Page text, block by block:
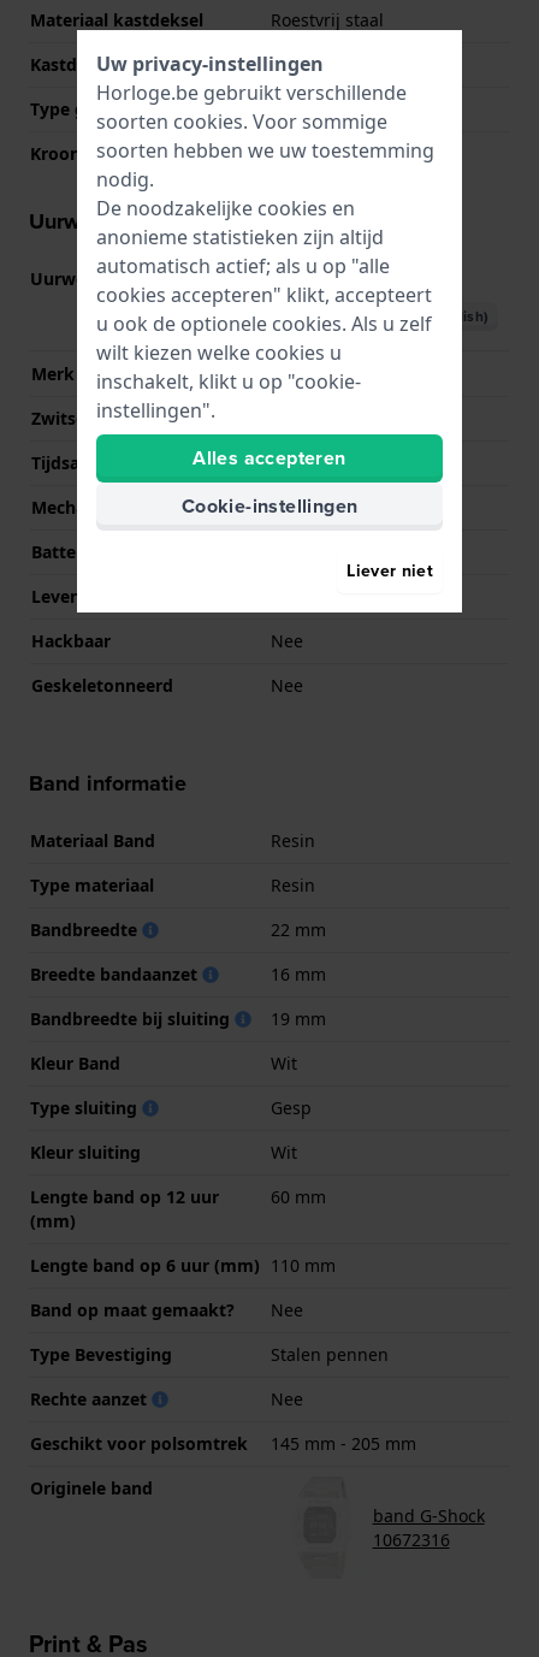
Materiaal kastdeksel
Roestvrij staal
Kastdeksel
Gedicht met schroefjes
Type glas
Kroon
NVT
Uurwerk informatie
Uurwerk nr. 3552 Bekijk specificaties
Download handboek (English)
Merk uurwerk
Casio
Zwitsers uurwerk
Tijdsaanduiding
digitaal
Mechanisme
Quartz
Batterij
Levensduur batterij
Hackbaar
Nee
Geskeletonneerd
Nee
Band informatie
Materiaal Band
Resin
Type materiaal
Resin
Bandbreedte
22 mm
Breedte bandaanzet
16 mm
Bandbreedte bij sluiting
19 mm
Kleur Band
Wit
Type sluiting
Gesp
Kleur sluiting
Wit
Lengte band op 12 uur
(mm)
60 mm
Lengte band op 6 uur (mm) 110 mm
Band op maat gemaakt?
Nee
Type Bevestiging
Stalen pennen
Rechte aanzet
Nee
Geschikt voor polsomtrek
145 mm - 205 mm
Originele band
band G-Shock
10672316
Print & Pas
Uw privacy-instellingen
Horloge.be gebruikt verschillende
soorten cookies. Voor sommige
soorten hebben we uw toestemming
nodig.
De noodzakelijke cookies en
anonieme statistieken zijn altijd
automatisch actief; als u op "alle
cookies accepteren" klikt, accepteert
u ook de optionele cookies. Als u zelf
wilt kiezen welke cookies u
inschakelt, klikt u op "cookie-
instellingen".
Alles accepteren
Cookie-instellingen
Liever niet